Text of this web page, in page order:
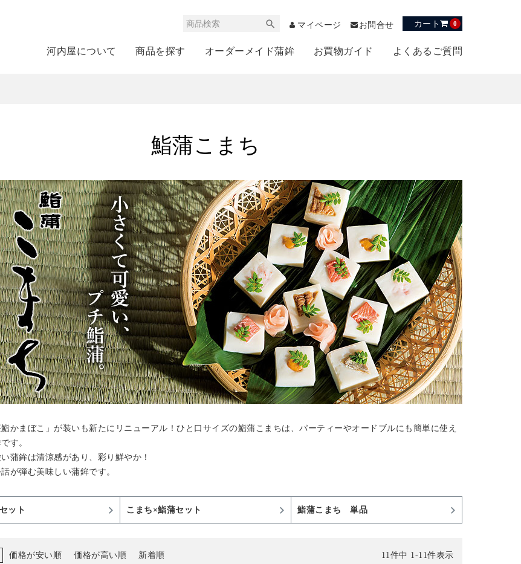
マイページ お問合せ カート 0
河内屋について 商品を探す オーダーメイド蒲鉾 お買物ガイド よくあるご質問
鮨蒲こまち
かまぼこ」が装いも新たにリニューアル！ひと口サイズの鮨蒲こまちは、パーティーやオードブルにも簡単に使え
す。
蒲鉾は清涼感があり、彩り鮮やか！
が弾む美味しい蒲鉾です。
ット こまち×鮨蒲セット 鮨蒲こまち 単品
価格が安い順 価格が高い順 新着順 11件中 1-11件表示